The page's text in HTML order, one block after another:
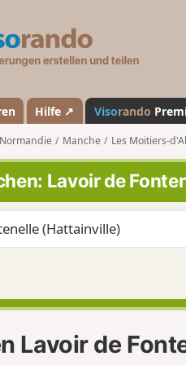
a
n
d
o
Hilfe ↗ Visorando
Normandie Manche Les Moitiers-
Lavoir de
Lavoir de